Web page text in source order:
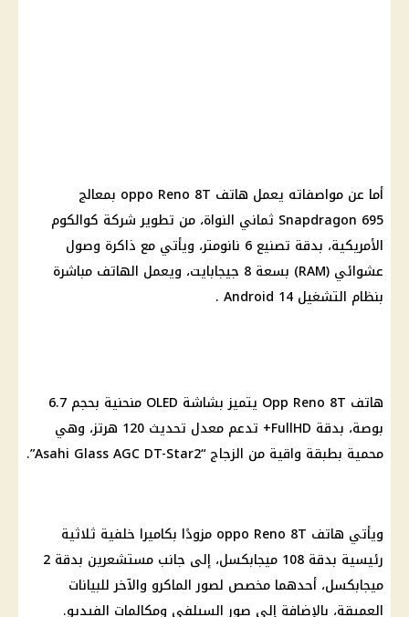
أما عن مواصفاته يعمل هاتف oppo Reno 8T بمعالج
Snapdragon 695 ثماني النواة، من تطوير شركة كوالكوم
الأمريكية، بدقة تصنيع 6 نانومتر، ويأتي مع ذاكرة وصول
عشوائي (RAM) بسعة 8 جيجابايت، ويعمل الهاتف مباشرة
بنظام التشغيل Android 14 .
هاتف Opp Reno 8T يتميز بشاشة OLED منحنية بحجم 6.7
بوصة، بدقة FullHD+ تدعم معدل تحديث 120 هرتز، وهي
محمية بطبقة واقية من الزجاج “Asahi Glass AGC DT-Star2”.
ويأتي هاتف oppo Reno 8T مزودًا بكاميرا خلفية ثلاثية
رئيسية بدقة 108 ميجابكسل، إلى جانب مستشعرين بدقة 2
ميجابكسل، أحدهما مخصص لصور الماكرو والآخر للبيانات
العميقة، بالإضافة إلى صور السيلفي ومكالمات الفيديو.